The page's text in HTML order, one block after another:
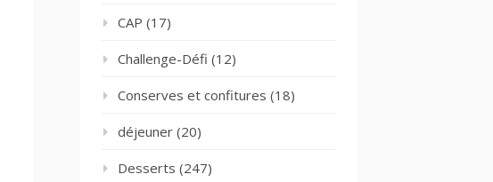
CAP (17)
Challenge-Défi (12)
Conserves et confitures (18)
déjeuner (20)
Desserts (247)